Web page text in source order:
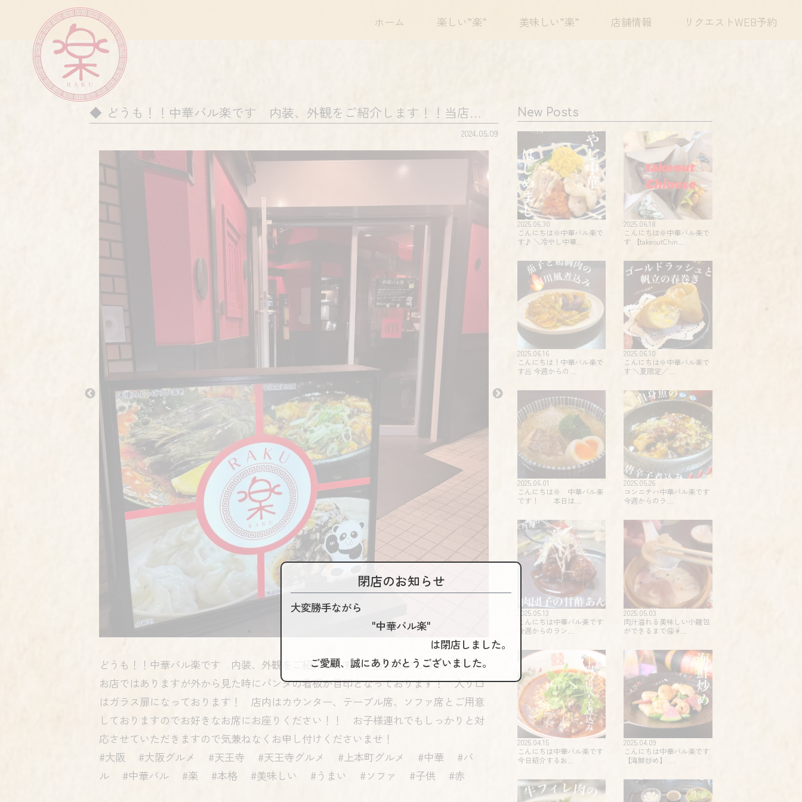
ホーム 楽しい”楽” 美味しい”楽” 店舗情報 リクエストWEB予約
どうも！！中華バル楽です 内装、外観をご紹介します！！当店…
2024.05.09
どうも！！中華バル楽です 内装、外観をご紹介します！！当店は少し分かりづらい
お店ではありますが外から見た時にパンダの看板が目印となっております！ 入り口
はガラス扉になっております！ 店内はカウンター、テーブル席、ソファ席とご用意
しておりますのでお好きなお席にお座りください！！ お子様連れでもしっかりと対
応させていただきますので気兼ねなくお申し付けくださいませ！
#大阪 #大阪グルメ #天王寺 #天王寺グルメ #上本町グルメ #中華 #バ
ル #中華バル #楽 #本格 #美味しい #うまい #ソファ #子供 #赤
New Posts
2025.06.30
こんにちは🌞中華バル楽で
す♪ ＼冷やし中華…
2025.06.18
こんにちは🌞中華バル楽で
す 【takeoutChin…
2025.06.16
こんにちは！中華バル楽で
す🥟 今週からの…
2025.06.10
こんにちは🌞中華バル楽で
す️ ＼夏限定️／…
2025.06.01
こんにちは🌞 中華バル楽
です！ 本日は…
2025.05.26
コンニチハ️️中華バル楽です
今週からのラ…
2025.05.13
こんにちは中華バル楽です
今週からのラン…
2025.05.03
肉汁溢れる美味しい小籠包
ができるまで🤤 #…
2025.04.15
こんにちは中華バル楽です
今日紹介するお…
2025.04.09
こんにちは中華バル楽です
【海鮮炒め】 …
閉店のお知らせ
大変勝手ながら
"中華バル楽"
は閉店しました。
ご愛顧、誠にありがとうございました。